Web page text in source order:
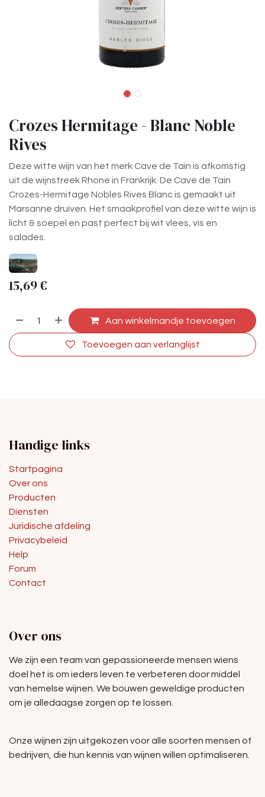
Crozes Hermitage - Blanc Noble
Rives
Deze witte wijn van het merk Cave de Tain is afkomstig
uit de wijnstreek Rhone in Frankrijk. De Cave de Tain
Crozes-Hermitage Nobles Rives Blanc is gemaakt uit
Marsanne druiven. Het smaakprofiel van deze witte wijn is
licht & soepel en past perfect bij wit vlees, vis en
salades.
15,69€
Aan winkelmandje toevoegen
Toevoegen aan verlanglijst
Handige links
Startpagina
Over ons
Producten
Diensten
Juridische afdeling
Privacybeleid
Help
Forum
Contact
Over ons
We zijn een team van gepassioneerde mensen wiens
doel het is om ieders leven te verbeteren door middel
van hemelse wijnen. We bouwen geweldige producten
om je alledaagse zorgen op te lossen.
Onze wijnen zijn uitgekozen voor alle soorten mensen of
bedrijven, die hun kennis van wijnen willen optimaliseren.